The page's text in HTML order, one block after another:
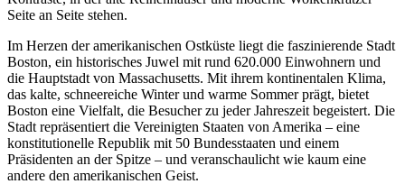
Seite an Seite stehen.
Im Herzen der amerikanischen Ostküste liegt die faszinierende Stadt
Boston, ein historisches Juwel mit rund 620.000 Einwohnern und
die Hauptstadt von Massachusetts. Mit ihrem kontinentalen Klima,
das kalte, schneereiche Winter und warme Sommer prägt, bietet
Boston eine Vielfalt, die Besucher zu jeder Jahreszeit begeistert. Die
Stadt repräsentiert die Vereinigten Staaten von Amerika – eine
konstitutionelle Republik mit 50 Bundesstaaten und einem
Präsidenten an der Spitze – und veranschaulicht wie kaum eine
andere den amerikanischen Geist.